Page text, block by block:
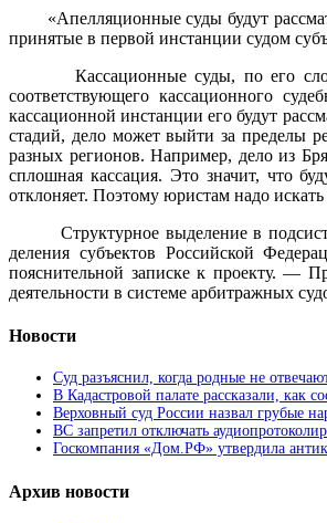
«Апелляционные суды будут
принятые в первой инстанции судом
Кассационные суды, по его
соответствующего кассационного
кассационной инстанции его будут
стадий, дело может выйти за пределы
разных регионов. Например, дело из
сплошная кассация. Это значит, что
отклоняет. Поэтому юристам надо
Структурное выделение в
деления субъектов Российской
пояснительной записке к проекту. —
деятельности в системе арбитражных
Новости
Суд разъяснил, когда родные не
В Кадастровой палате рассказали, как
Верховный суд России назвал грубые
ВС запретил отключать
Госкомпания «Дом.РФ» утвердила
Архив новости